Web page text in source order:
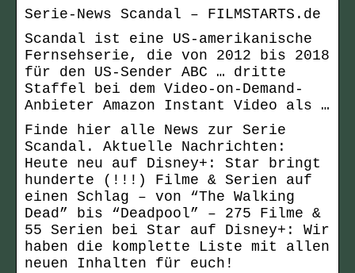
Serie-News Scandal – FILMSTARTS.de
Scandal ist eine US-amerikanische
Fernsehserie, die von 2012 bis 2018
für den US-Sender ABC … dritte
Staffel bei dem Video-on-Demand-
Anbieter Amazon Instant Video als …
Finde hier alle News zur Serie
Scandal. Aktuelle Nachrichten:
Heute neu auf Disney+: Star bringt
hunderte (!!!) Filme & Serien auf
einen Schlag – von “The Walking
Dead” bis “Deadpool” – 275 Filme &
55 Serien bei Star auf Disney+: Wir
haben die komplette Liste mit allen
neuen Inhalten für euch!